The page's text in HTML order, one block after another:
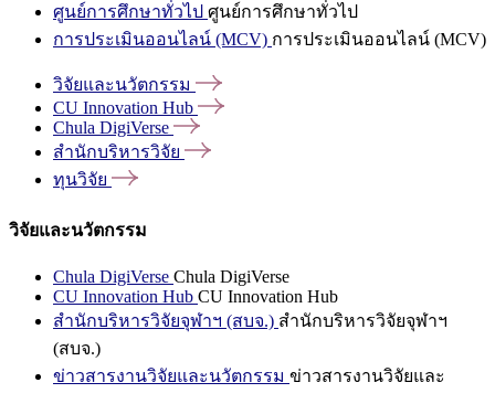
ศูนย์การศึกษาทั่วไป ศูนย์การศึกษาทั่วไป
การประเมินออนไลน์ (MCV) การประเมินออนไลน์ (MCV)
วิจัยและนวัตกรรม
CU Innovation Hub
Chula DigiVerse
สำนักบริหารวิจัย
ทุนวิจัย
วิจัยและนวัตกรรม
Chula DigiVerse Chula DigiVerse
CU Innovation Hub CU Innovation Hub
สำนักบริหารวิจัยจุฬาฯ (สบจ.) สำนักบริหารวิจัยจุฬาฯ
(สบจ.)
ข่าวสารงานวิจัยและนวัตกรรม ข่าวสารงานวิจัยและ